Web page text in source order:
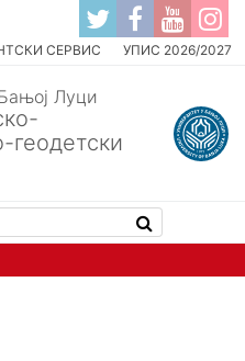
СЕРВИС УПИС 2026/2027
Луци
геодетски